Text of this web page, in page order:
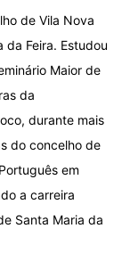
de Vila Nova
da Feira. Estudou
Maior de
da
durante mais
do concelho de
em
a carreira
Santa Maria da